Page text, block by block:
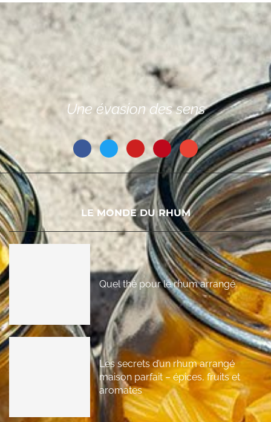
Une évasion des sens
LE MONDE DU RHUM
Quel thé pour le rhum arrangé
Les secrets d’un rhum arrangé
maison parfait – épices, fruits et
aromates